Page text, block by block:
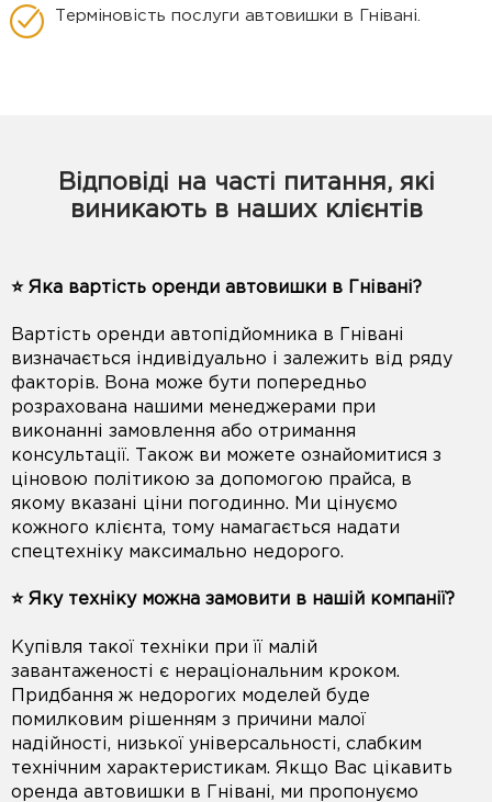
Терміновість послуги автовишки в Гнівані.
Відповіді на часті питання, які
виникають в наших клієнтів
⭐️ Яка вартість оренди автовишки в Гнівані?
Вартість оренди автопідйомника в Гнівані
визначається індивідуально і залежить від ряду
факторів. Вона може бути попередньо
розрахована нашими менеджерами при
виконанні замовлення або отримання
консультації. Також ви можете ознайомитися з
ціновою політикою за допомогою прайса, в
якому вказані ціни погодинно. Ми цінуємо
кожного клієнта, тому намагається надати
спецтехніку максимально недорого.
⭐️ Яку техніку можна замовити в нашій компанії?
Купівля такої техніки при її малій
завантаженості є нераціональним кроком.
Придбання ж недорогих моделей буде
помилковим рішенням з причини малої
надійності, низької універсальності, слабким
технічним характеристикам. Якщо Вас цікавить
оренда автовишки в Гнівані, ми пропонуємо